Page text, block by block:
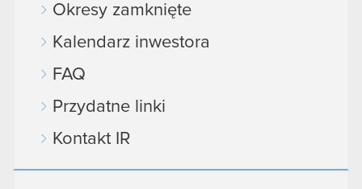
Okresy zamknięte
Kalendarz inwestora
FAQ
Przydatne linki
Kontakt IR